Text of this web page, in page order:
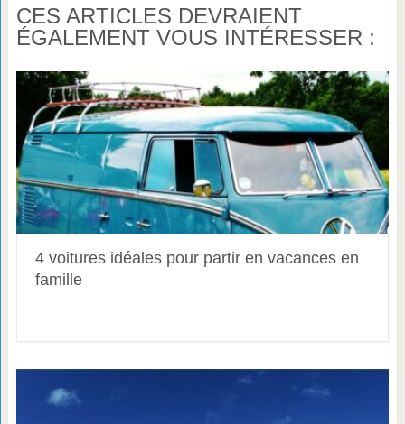
CES ARTICLES DEVRAIENT
ÉGALEMENT VOUS INTÉRESSER :
4 voitures idéales pour partir en vacances en
famille